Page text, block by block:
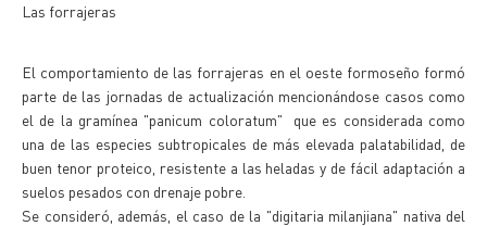
Las forrajeras
El comportamiento de las forrajeras en el oeste formoseño formó
parte de las jornadas de actualización mencionándose casos como
el de la gramínea "panicum coloratum" que es considerada como
una de las especies subtropicales de más elevada palatabilidad, de
buen tenor proteico, resistente a las heladas y de fácil adaptación a
suelos pesados con drenaje pobre.
Se consideró, además, el caso de la "digitaria milanjiana" nativa del